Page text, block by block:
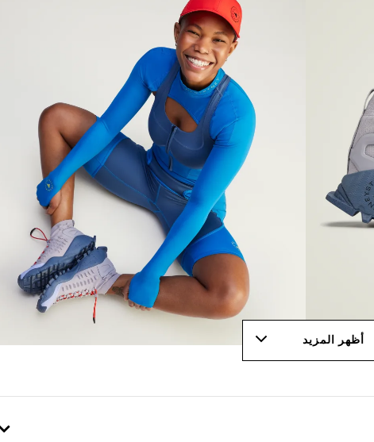
أظهر المزيد